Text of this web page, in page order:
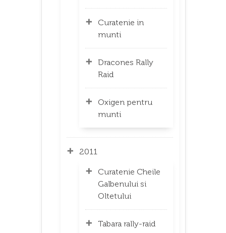
Curatenie in
munti
Dracones Rally
Raid
Oxigen pentru
munti
2011
Curatenie Cheile
Galbenului si
Oltetului
Tabara rally-raid